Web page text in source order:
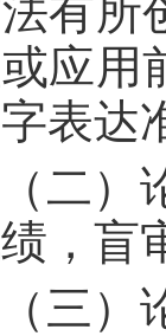
有所
应用
表达
（二）
，盲
（三